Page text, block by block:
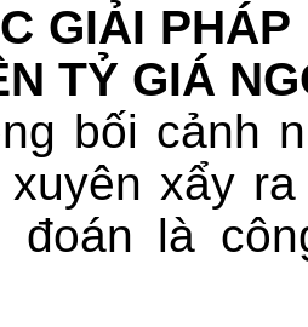
GIẢI
TỶ GIÁ
bối cảnh
xẩy
là